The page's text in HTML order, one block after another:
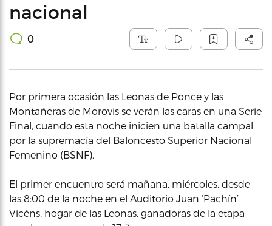
nacional
0
Por primera ocasión las Leonas de Ponce y las
Montañeras de Morovis se verán las caras en una Serie
Final, cuando esta noche inicien una batalla campal
por la supremacía del Baloncesto Superior Nacional
Femenino (BSNF).
El primer encuentro será mañana, miércoles, desde
las 8:00 de la noche en el Auditorio Juan ‘Pachín’
Vicéns, hogar de las Leonas, ganadoras de la etapa